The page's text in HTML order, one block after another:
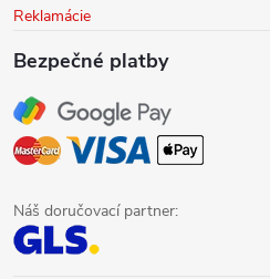
Reklamácie
Bezpečné platby
Náš doručovací partner: